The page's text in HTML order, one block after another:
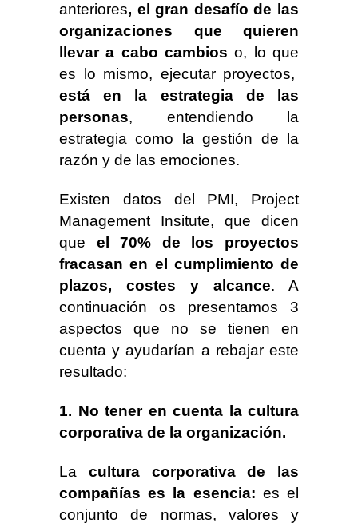
anteriores, el gran desafío de las
organizaciones que quieren
llevar a cabo cambios o, lo que
es lo mismo, ejecutar proyectos,
está en la estrategia de las
personas, entendiendo la
estrategia como la gestión de la
razón y de las emociones.
Existen datos del PMI, Project
Management Insitute, que dicen
que el 70% de los proyectos
fracasan en el cumplimiento de
plazos, costes y alcance. A
continuación os presentamos 3
aspectos que no se tienen en
cuenta y ayudarían a rebajar este
resultado:
1. No tener en cuenta la cultura
corporativa de la organización.
La cultura corporativa de las
compañías es la esencia: es el
conjunto de normas, valores y